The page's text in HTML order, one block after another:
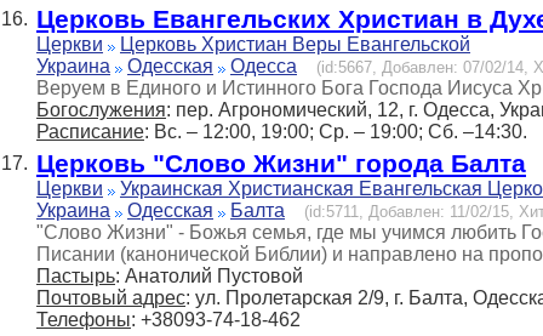
16. Церковь Евангельских Христиан в
Церкви
Церковь Христиан Веры Евангельской
Украина
Одесская Одесса (id:5667, Добавлен: 07/02/14,
Веруем в Единого и Истинного Бога Господа Иисуса
Богослужения: пер. Агрономический, 12, г. Одесса,
Расписание: Вс. – 12:00, 19:00; Ср. – 19:00; Сб. –14:30.
17. Церковь "Слово Жизни" города Балта
Церкви
Украинская Христианская Евангельская
Украина
Одесская Балта (id:5711, Добавлен: 11/02/15,
"Слово Жизни" - Божья семья, где мы учимся любить
Писании (канонической Библии) и направлено на
Пастырь: Анатолий Пустовой
Почтовый адрес: ул. Пролетарская 2/9, г. Балта,
Телефоны: +38093-74-18-462